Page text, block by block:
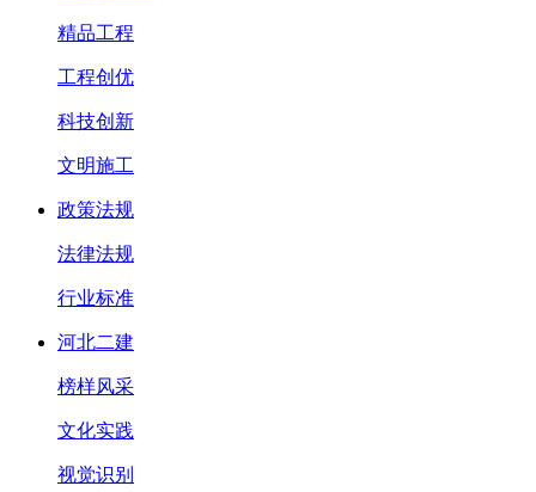
精品工程
工程创优
科技创新
文明施工
政策法规
法律法规
行业标准
河北二建
榜样风采
文化实践
视觉识别